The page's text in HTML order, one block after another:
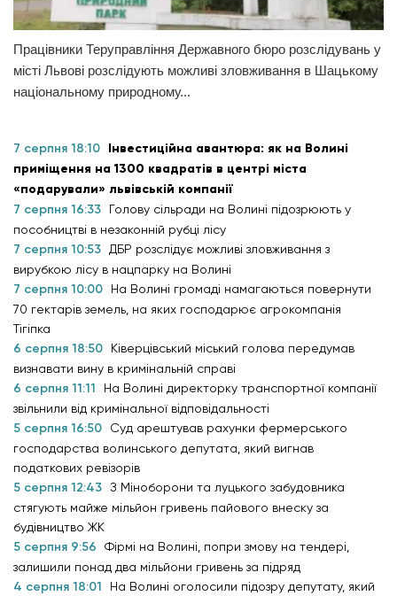
Працівники Теруправління Державного бюро розслідувань у
місті Львові розслідують можливі зловживання в Шацькому
національному природному...
7 серпня 18:10 Інвестиційна авантюра: як на Волині
приміщення на 1300 квадратів в центрі міста
«подарували» львівській компанії
7 серпня 16:33
Голову сільради на Волині підозрюють у
пособництві в незаконній рубці лісу
7 серпня 10:53
ДБР розслідує можливі зловживання з
вирубкою лісу в нацпарку на Волині
7 серпня 10:00
На Волині громаді намагаються повернути
70 гектарів земель, на яких господарює агрокомпанія
Тігіпка
6 серпня 18:50
Ківерцівський міський голова передумав
визнавати вину в кримінальній справі
6 серпня 11:11
На Волині директорку транспортної компанії
звільнили від кримінальної відповідальності
5 серпня 16:50
Суд арештував рахунки фермерського
господарства волинського депутата, який вигнав
податкових ревізорів
5 серпня 12:43 З Міноборони та луцького забудовника
стягують майже мільйон гривень пайового внеску за
будівництво ЖК
5 серпня 9:56
Фірмі на Волині, попри змову на тендері,
залишили понад два мільйони гривень за підряд
4 серпня 18:01
На Волині оголосили підозру депутату, який